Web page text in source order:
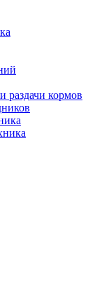
раздачи кормов